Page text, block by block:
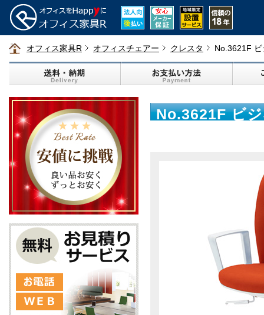
オフィス家具R オフィスチェアー クレスタ No.3621F
No.3621F ビ